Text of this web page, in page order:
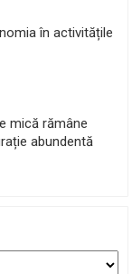
în activitățile
mică rămâne
abundentă